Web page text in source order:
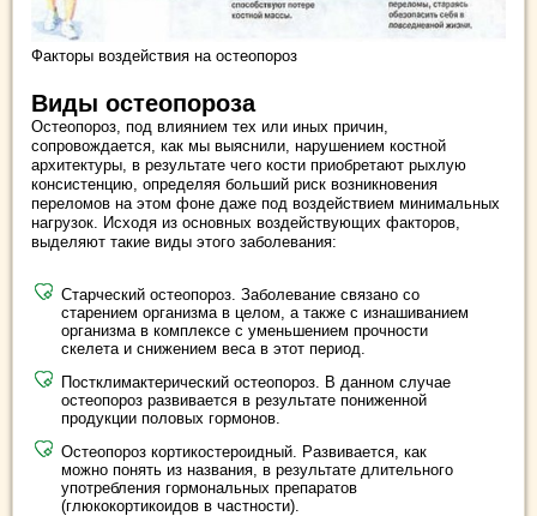
Факторы воздействия на остеопороз
Виды остеопороза
Остеопороз, под влиянием тех или иных причин,
сопровождается, как мы выяснили, нарушением костной
архитектуры, в результате чего кости приобретают рыхлую
консистенцию, определяя больший риск возникновения
переломов на этом фоне даже под воздействием минимальных
нагрузок. Исходя из основных воздействующих факторов,
выделяют такие виды этого заболевания:
Старческий остеопороз. Заболевание связано со
старением организма в целом, а также с изнашиванием
организма в комплексе с уменьшением прочности
скелета и снижением веса в этот период.
Постклимактерический остеопороз. В данном случае
остеопороз развивается в результате пониженной
продукции половых гормонов.
Остеопороз кортикостероидный. Развивается, как
можно понять из названия, в результате длительного
употребления гормональных препаратов
(глюкокортикоидов в частности).